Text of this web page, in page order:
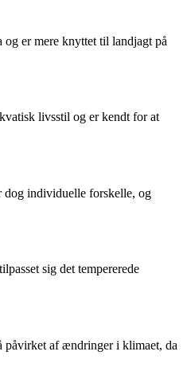
er mere knyttet til landjagt på
livsstil og er kendt for at
dog individuelle forskelle, og
sig det tempererede
påvirket af ændringer i klimaet, da